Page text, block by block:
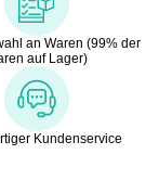
an Waren (99% der
auf Lager)
Kundenservice